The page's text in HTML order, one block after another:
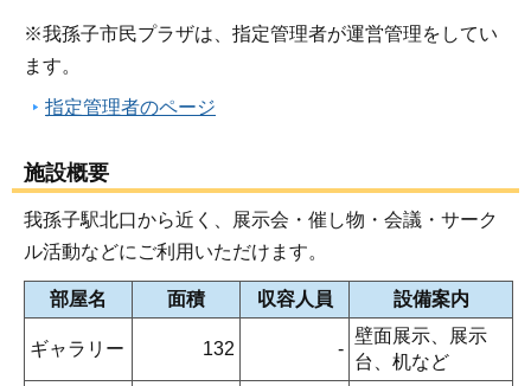
※我孫子市民プラザは、指定管理者が運営管理をしてい
ます。
指定管理者のページ
施設概要
我孫子駅北口から近く、展示会・催し物・会議・サーク
ル活動などにご利用いただけます。
部屋名 面積 収容人員 設備案内
ギャラリー 132 -
壁面展示、展示
台、机など